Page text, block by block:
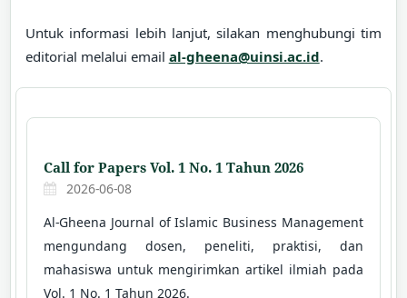
Untuk informasi lebih lanjut, silakan menghubungi tim
editorial melalui email al-gheena@uinsi.ac.id.
Call for Papers Vol. 1 No. 1 Tahun 2026
2026-06-08
Al-Gheena Journal of Islamic Business Management
mengundang dosen, peneliti, praktisi, dan
mahasiswa untuk mengirimkan artikel ilmiah pada
Vol. 1 No. 1 Tahun 2026.